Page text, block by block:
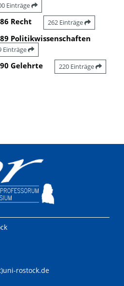
Einträge
86 Recht 262 Einträge
89 Politikwissenschaften
Einträge
90 Gelehrte 220 Einträge
rostock.de